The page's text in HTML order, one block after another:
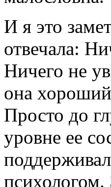
И я это
отвечала:
Ничего не
она
Просто до
уровне ее
психологом.